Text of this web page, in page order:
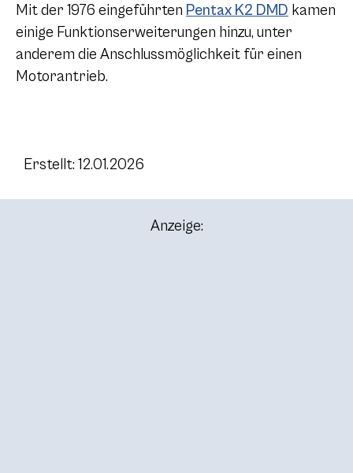
Mit der 1976 eingeführten Pentax K2 DMD kamen
einige Funktionserweiterungen hinzu, unter
anderem die Anschlussmöglichkeit für einen
Motorantrieb.
Erstellt: 12.01.2026
Anzeige: